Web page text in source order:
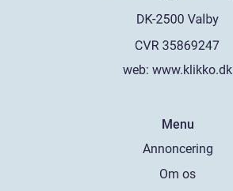
web: www.klikko.dk
Menu
Annoncering
Om os